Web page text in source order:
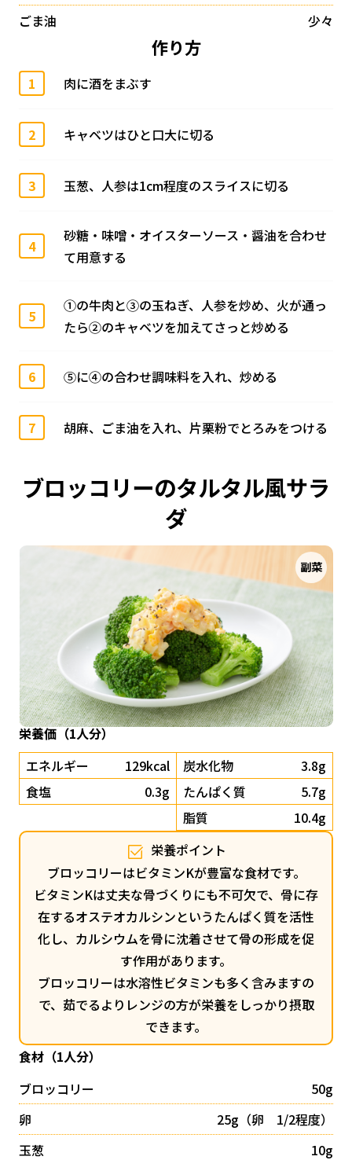
ごま油 少々
作り方
1 肉に酒をまぶす
2 キャベツはひと口大に切る
3 玉葱、人参は1cm程度のスライスに切る
4
砂糖・味噌・オイスターソース・醤油を合わせ
て用意する
5
①の牛肉と③の玉ねぎ、人参を炒め、火が通っ
たら②のキャベツを加えてさっと炒める
6 ⑤に④の合わせ調味料を入れ、炒める
7 胡麻、ごま油を入れ、片栗粉でとろみをつける
ブロッコリーのタルタル風サラ
ダ
副菜
栄養価（1人分）
エネルギー
129kcal
食塩
0.3g
炭水化物
3.8g
たんぱく質
5.7g
脂質
10.4g
栄養ポイント
ブロッコリーはビタミンKが豊富な食材です。
ビタミンKは丈夫な骨づくりにも不可欠で、骨に存
在するオステオカルシンというたんぱく質を活性
化し、カルシウムを骨に沈着させて骨の形成を促
す作用があります。
ブロッコリーは水溶性ビタミンも多く含みますの
で、茹でるよりレンジの方が栄養をしっかり摂取
できます。
食材（1人分）
ブロッコリー
50g
卵
25g（卵 1/2程度）
玉葱
10g